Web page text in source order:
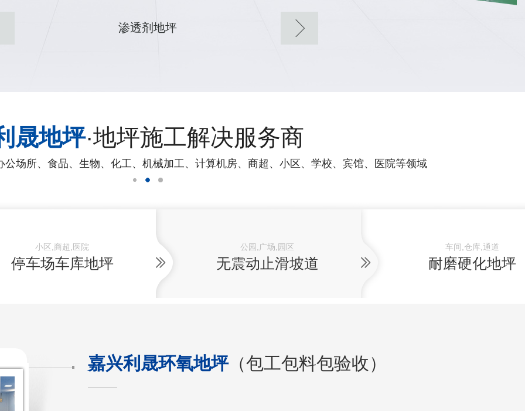
车间环氧防腐地坪改造
晟地坪·地坪施工解决服务商
公场所、食品、生物、化工、机械加工、计算机房、商超、小区、学校、宾馆、医院等领域
小区,商超,医院
停车场车库地坪
公园,广场,园区
无震动止滑坡道
车间,仓库,通道
耐磨硬化地坪
嘉兴利晟环氧地坪（包工包料包验收）